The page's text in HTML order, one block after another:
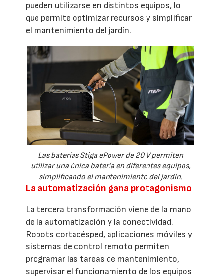
pueden utilizarse en distintos equipos, lo
que permite optimizar recursos y simplificar
el mantenimiento del jardín.
Las baterías Stiga ePower de 20 V permiten
utilizar una única batería en diferentes equipos,
simplificando el mantenimiento del jardín.
La automatización gana protagonismo
La tercera transformación viene de la mano
de la automatización y la conectividad.
Robots cortacésped, aplicaciones móviles y
sistemas de control remoto permiten
programar las tareas de mantenimiento,
supervisar el funcionamiento de los equipos